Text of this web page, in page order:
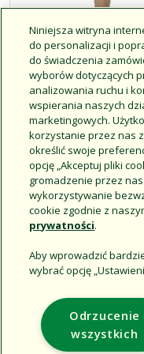
Zawory
szybkozłączne
Kliknij, aby uzyskać
informacji
Niniejsza witryna
do personalizacji i
do świadczenia
wyborów dotyczących
analizowania ruchu i
wspierania naszych
marketingowych.
korzystanie przez nas
określić swoje
opcję „Akceptuj pliki
gromadzenie przez
wykorzystywanie
cookie zgodnie z
prywatności.
Aby wprowadzić
wybrać opcję
Odrzucenie
wszystkich